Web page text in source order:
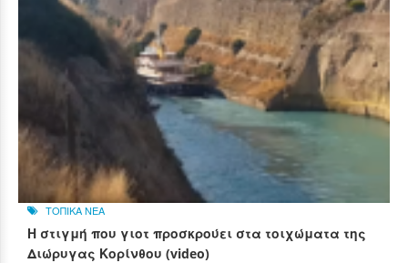
ΤΟΠΙΚΑ ΝΕΑ
Η στιγμή που γιοτ προσκρούει στα τοιχώματα της
Διώρυγας Κορίνθου (video)